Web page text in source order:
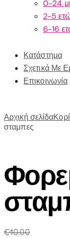
0-24
2-5
6-16
Κατάστημα
Σχετικά Με
Επικοινωνία
Αρχική σελίδα
σταμπες
€40.00